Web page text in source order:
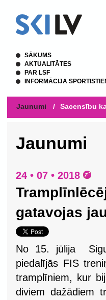
SĀKUMS
AKTUALITĀTES
PAR LSF
INFORMĀCIJA
Jaunumi / Sacensību
Jaunumi
24 • 07 • 2018
gatavojas
No 15. jūlija
piedalījās FIS
tramplīniem, kur
diviem dažādiem